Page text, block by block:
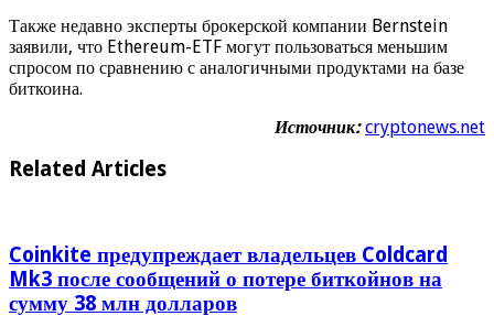
Также недавно эксперты брокерской компании Bernstein
заявили, что Ethereum-ETF могут пользоваться меньшим
спросом по сравнению с аналогичными продуктами на базе
биткоина.
Источник: cryptonews.net
Related Articles
Coinkite предупреждает владельцев Coldcard
Mk3 после сообщений о потере биткойнов на
сумму 38 млн долларов